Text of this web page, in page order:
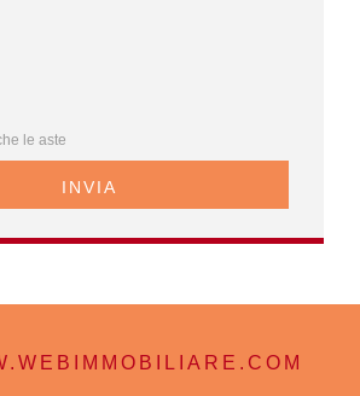
le aste
INVIA